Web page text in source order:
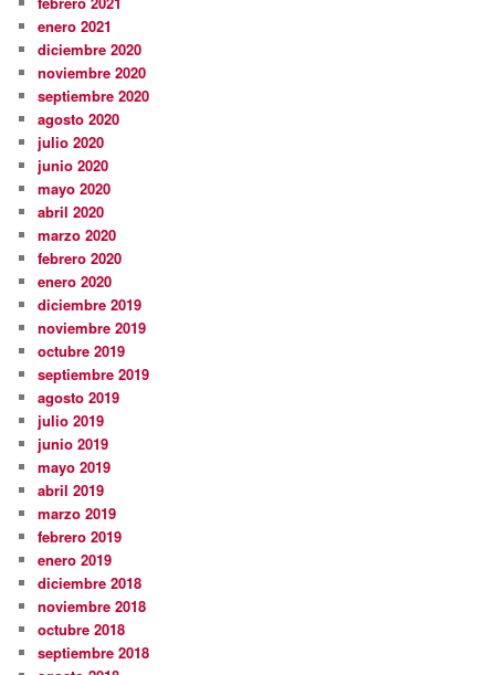
enero 2021
diciembre 2020
noviembre 2020
septiembre 2020
agosto 2020
julio 2020
junio 2020
mayo 2020
abril 2020
marzo 2020
febrero 2020
enero 2020
diciembre 2019
noviembre 2019
octubre 2019
septiembre 2019
agosto 2019
julio 2019
junio 2019
mayo 2019
abril 2019
marzo 2019
febrero 2019
enero 2019
diciembre 2018
noviembre 2018
octubre 2018
septiembre 2018